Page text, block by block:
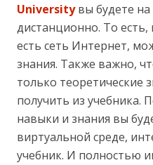
Universityвы будете на
дистанционно. То
есть сеть Интернет,
знания. Также важно,
только теоретические
получить из учебника.
навыки и знания вы
виртуальной среде,
учебник. И полностью